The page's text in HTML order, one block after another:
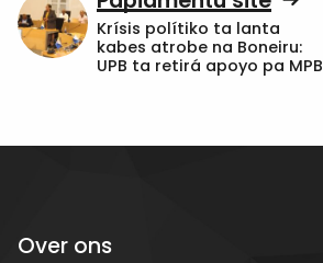
Krísis polítiko ta lanta
kabes atrobe na Boneiru:
UPB ta retirá apoyo pa MPB
Over ons